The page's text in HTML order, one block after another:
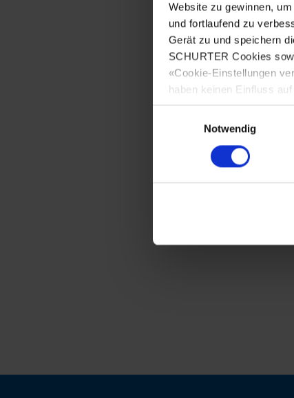
Website zu gewinnen,
und fortlaufend zu
Gerät zu und speichern
SCHURTER Cookies
«Cookie-Einstellungen
haben keinen Einfluss
Notwendig